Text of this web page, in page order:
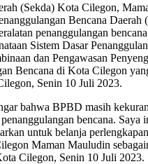
(Sekda) Kota Cilegon,
Bencana
penanggulangan
Sistem Dasar
dan Pengawasan
Bencana di Kota Cilegon
Senin 10 Juli 2023.
bahwa BPBD masih
bencana. Saya
untuk belanja
Maman Mauludin
Cilegon, Senin 10 Juli 2023.